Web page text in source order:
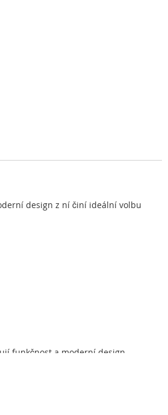
design z ní činí ideální volbu
funkčnost a moderní design.